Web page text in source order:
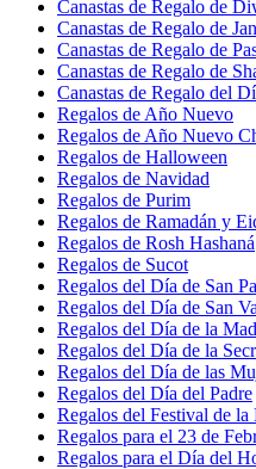
Canastas de Regalo de
Canastas de Regalo de
Canastas de Regalo de
Canastas de Regalo de
Canastas de Regalo del
Regalos de Año Nuevo
Regalos de Año Nuevo
Regalos de Halloween
Regalos de Navidad
Regalos de Purim
Regalos de Ramadán y
Regalos de Rosh Hashaná
Regalos de Sucot
Regalos del Día de San
Regalos del Día de San
Regalos del Día de la
Regalos del Día de la
Regalos del Día de las
Regalos del Día del Padre
Regalos del Festival de la
Regalos para el 23 de
Regalos para el Día del